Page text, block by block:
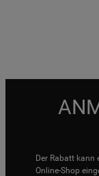
Der Rabatt
Online-Shop